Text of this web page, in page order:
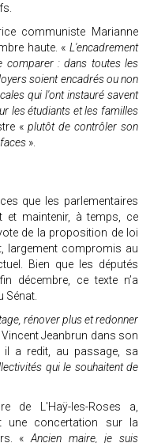
communiste Marianne
haute. « L'encadrement
comparer : dans toutes les
soient encadrés ou non
qui l'ont instauré savent
les étudiants et les familles
« plutôt de contrôler son
».
que les parlementaires
et maintenir, à temps, ce
de la proposition de loi
largement compromis au
Bien que les députés
décembre, ce texte n’a
Sénat.
rénover plus et redonner
Vincent Jeanbrun dans son
il a redit, au passage, sa
qui le souhaitent de
de L'Haÿ-les-Roses a,
une concertation sur la
«Ancien maire, je suis